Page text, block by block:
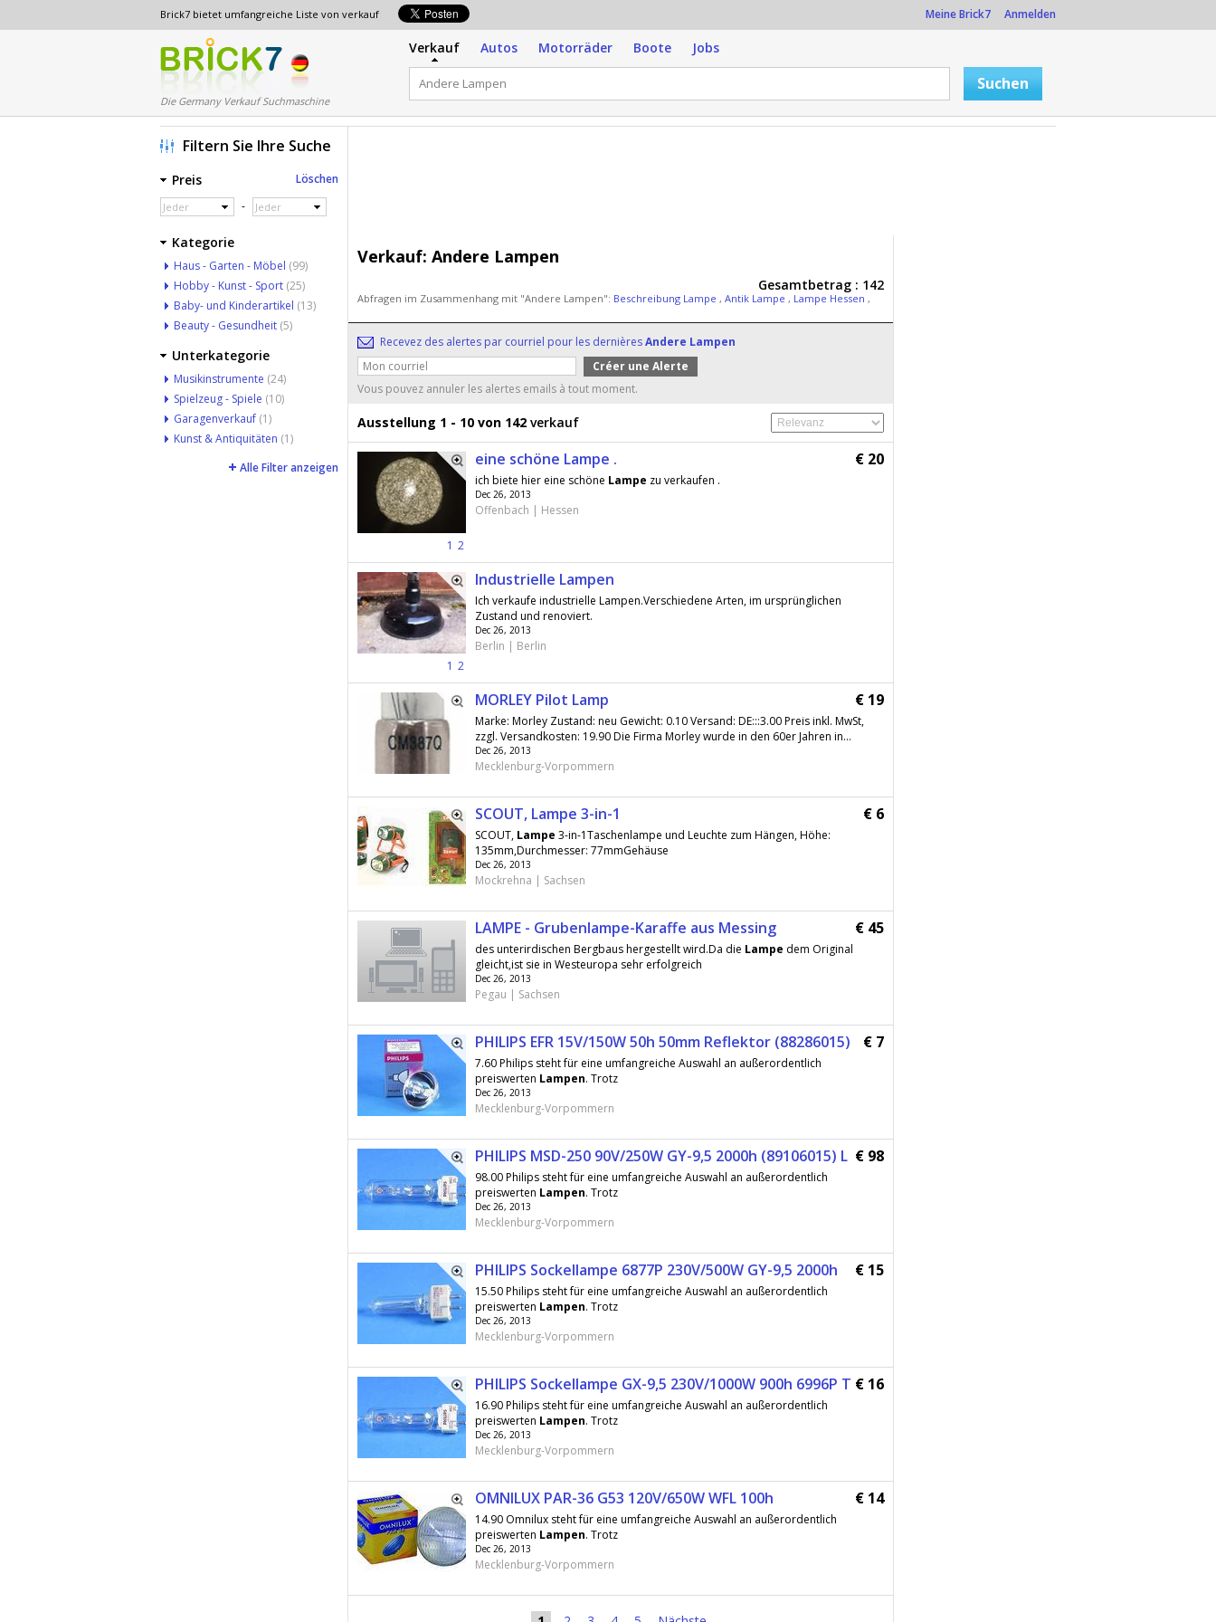
Brick7 bietet umfangreiche Liste von verkauf Meine Brick7 Anmelden
Die Germany Verkauf Suchmaschine
Verkauf Autos Motorräder Boote Jobs
Verkauf: Andere Lampen
Gesamtbetrag : 142
Abfragen im Zusammenhang mit "Andere Lampen": Beschreibung Lampe , Antik Lampe , Lampe Hessen ,
Recevez des alertes par courriel pour les dernièresAndere Lampen
Vous pouvez annuler les alertes emails à tout moment.
Ausstellung 1 - 10 von 142 verkauf
1 2
eine schöne Lampe . € 20
ich biete hier eine schöne Lampe zu verkaufen .
Dec 26, 2013
Offenbach | Hessen
1 2
Industrielle Lampen
Ich verkaufe industrielle Lampen.Verschiedene Arten, im ursprünglichen
Zustand und renoviert.
Dec 26, 2013
Berlin | Berlin
MORLEY Pilot Lamp € 19
Marke: Morley Zustand: neu Gewicht: 0.10 Versand: DE:::3.00 Preis inkl. MwSt,
zzgl. Versandkosten: 19.90 Die Firma Morley wurde in den 60er Jahren in...
Dec 26, 2013
Mecklenburg-Vorpommern
SCOUT, Lampe 3-in-1 € 6
SCOUT, Lampe 3-in-1Taschenlampe und Leuchte zum Hängen, Höhe:
135mm,Durchmesser: 77mmGehäuse
Dec 26, 2013
Mockrehna | Sachsen
LAMPE - Grubenlampe-Karaffe aus Messing € 45
des unterirdischen Bergbaus hergestellt wird.Da die Lampe dem Original
gleicht,ist sie in Westeuropa sehr erfolgreich
Dec 26, 2013
Pegau | Sachsen
PHILIPS EFR 15V/150W 50h 50mm Reflektor (88286015) € 7
7.60 Philips steht für eine umfangreiche Auswahl an außerordentlich
preiswerten Lampen. Trotz
Dec 26, 2013
Mecklenburg-Vorpommern
PHILIPS MSD-250 90V/250W GY-9,5 2000h (89106015) L € 98
98.00 Philips steht für eine umfangreiche Auswahl an außerordentlich
preiswerten Lampen. Trotz
Dec 26, 2013
Mecklenburg-Vorpommern
PHILIPS Sockellampe 6877P 230V/500W GY-9,5 2000h € 15
15.50 Philips steht für eine umfangreiche Auswahl an außerordentlich
preiswerten Lampen. Trotz
Dec 26, 2013
Mecklenburg-Vorpommern
PHILIPS Sockellampe GX-9,5 230V/1000W 900h 6996P T € 16
16.90 Philips steht für eine umfangreiche Auswahl an außerordentlich
preiswerten Lampen. Trotz
Dec 26, 2013
Mecklenburg-Vorpommern
OMNILUX PAR-36 G53 120V/650W WFL 100h € 14
14.90 Omnilux steht für eine umfangreiche Auswahl an außerordentlich
preiswerten Lampen. Trotz
Dec 26, 2013
Mecklenburg-Vorpommern
Filtern Sie Ihre Suche
Preis Löschen
Jeder - Jeder
Kategorie
Haus - Garten - Möbel (99)
Hobby - Kunst - Sport (25)
Baby- und Kinderartikel (13)
Beauty - Gesundheit (5)
Unterkategorie
Musikinstrumente (24)
Spielzeug - Spiele (10)
Garagenverkauf (1)
Kunst & Antiquitäten (1)
Alle Filter anzeigen